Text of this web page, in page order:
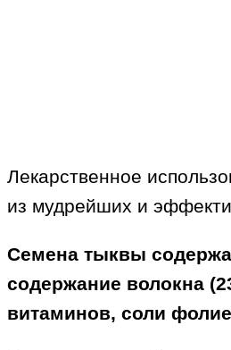
Лекарственное
из мудрейших и
Семена тыквы
содержание волокна
витаминов, соли